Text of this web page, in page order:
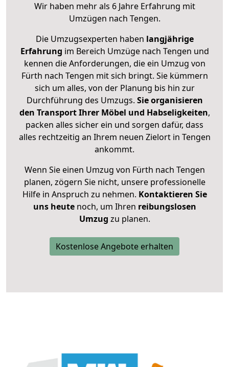
Wir haben mehr als 6 Jahre Erfahrung mit
Umzügen nach Tengen.
Die Umzugsexperten haben langjährige
Erfahrung im Bereich Umzüge nach Tengen und
kennen die Anforderungen, die ein Umzug von
Fürth nach Tengen mit sich bringt. Sie kümmern
sich um alles, von der Planung bis hin zur
Durchführung des Umzugs. Sie organisieren
den Transport Ihrer Möbel und Habseligkeiten,
packen alles sicher ein und sorgen dafür, dass
alles rechtzeitig an Ihrem neuen Zielort in Tengen
ankommt.
Wenn Sie einen Umzug von Fürth nach Tengen
planen, zögern Sie nicht, unsere professionelle
Hilfe in Anspruch zu nehmen. Kontaktieren Sie
uns heutenoch, um Ihren reibungslosen
Umzug zu planen.
Kostenlose Angebote erhalten